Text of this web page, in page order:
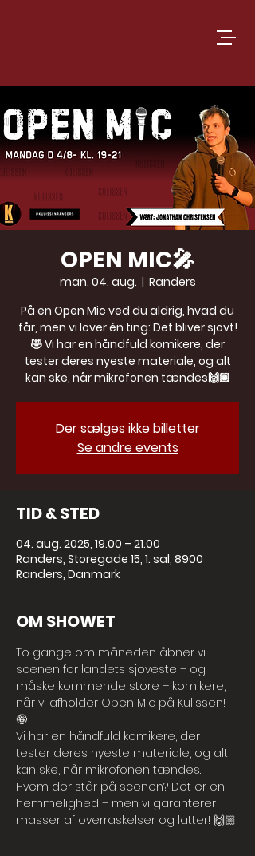
OPEN MIC🎤
man. 04. aug.
  |
Randers
På en Open Mic ved du aldrig, hvad du
får, men vi lover én ting: Det bliver sjovt!
🤣 Vi har en håndfuld komikere, der
tester deres nyeste materiale, og alt
kan ske, når mikrofonen tændes🙌🏼
Der sælges ikke billetter
Se andre events
TID & STED
04. aug. 2025, 19.00 – 21.00
Randers, Storegade 15, 1. sal, 8900
Randers, Danmark
OM SHOWET
To gange om måneden åbner vi
scenen for landets sjoveste – og
måske kommende store – komikere,
når vi afholder Open Mic på Kulissen!
🤪
Vi har en håndfuld komikere, der
tester deres nyeste materiale, og alt
kan ske, når mikrofonen tændes.
Hvem der står på scenen? Det er en
hemmelighed – men vi garanterer
masser af overraskelser og latter! 🙌🏼